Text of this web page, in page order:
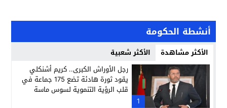
أنشطة الحكومة
الأكثر مشاهدة الأكثر شعبية
1
رجل الأوراش الكبرى.. كريم أشنكلي
يقود ثورة هادئة تضع 175 جماعة في
قلب الرؤية التنموية لسوس ماسة